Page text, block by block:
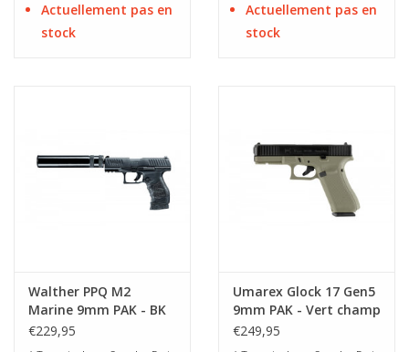
Actuellement pas en
stock
Actuellement pas en
stock
Walther PPQ M2
Marine 9mm PAK - BK
€229,95
Umarex Glock 17 Gen5
9mm PAK - Vert champ
de bataille
€249,95